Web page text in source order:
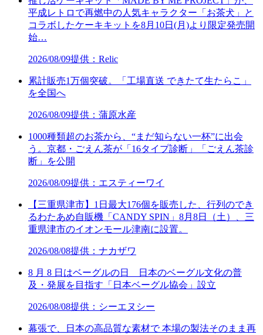
平成レトロで再燃中の人気キャラクター「お茶犬」と
コラボしたケーキキットを8月10日(月)より限定発売開
始…
2026/08/09提供：Relic
累計販売1万個突破。「工場直送 できたて生たらこ」
を全国へ
2026/08/09提供：蒲原水産
1000種類超のお茶から、“まだ知らない一杯”に出会
う。京都・ごえん茶が「16タイプ診断」「ごえん茶診
断」を公開
2026/08/09提供：エスティーワイ
【三重県津市】1日最大176個を販売した、行列のでき
るわたあめ自販機「CANDY SPIN」8月8日（土）、三
重県津市のイオンモール津南に設置。
2026/08/08提供：ナカザワ
8 月 8 日はベーグルの日 日本のベーグル文化の普
及・発展を目指す「日本ベーグル協会」設立
2026/08/08提供：シーエヌシー
幕張で、日本の高品質な素材で 本場の製法そのまま再